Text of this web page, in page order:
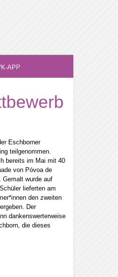
APP
Eschborner
teilgenommen.
bereits im Mai mit 40
von Póvoa de
Gemalt wurde auf
lieferten am
den zweiten
Der
dankenswerterweise
die dieses